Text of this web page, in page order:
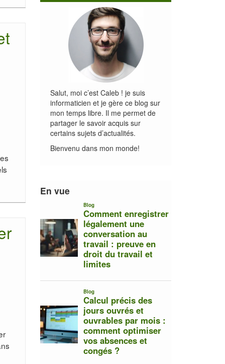
Salut, moi c’est Caleb ! je suis
informaticien et je gère ce blog sur
mon temps libre. Il me permet de
partager le savoir acquis sur
certains sujets d’actualités.
Bienvenu dans mon monde!
En vue